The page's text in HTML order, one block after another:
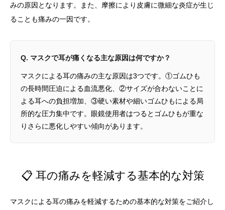
みの原因となります。また、摩擦により皮膚に微細な炎症が生じ
ることも痛みの一因です。
Q. マスクで耳が痛くなる主な原因は何ですか？
マスクによる耳の痛みの主な原因は3つです。①ゴムひも
の長時間圧迫による血流悪化、②サイズが合わないことに
よる耳への負担増加、③硬い素材や細いゴムひもによる局
所的な圧力集中です。眼鏡使用者はつるとゴムひもが重な
りさらに悪化しやすい傾向があります。
📋 耳の痛みを軽減する基本的な対策
マスクによる耳の痛みを軽減するための基本的な対策をご紹介し